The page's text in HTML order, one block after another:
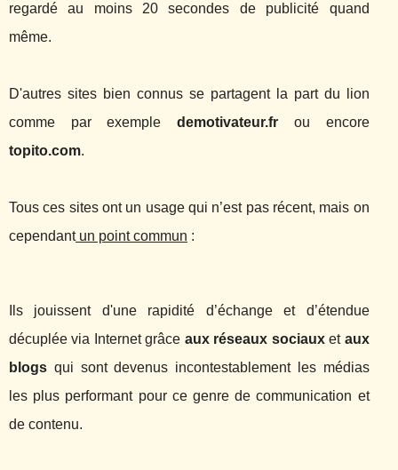
regardé au moins 20 secondes de publicité quand
même.
D'autres sites bien connus se partagent la part du lion
comme par exempledemotivateur.fr ou encore
topito.com.
Tous ces sites ont un usage qui n’est pas récent, mais on
cependantun point commun :
Ils jouissent d'une rapidité d’échange et d’étendue
décuplée via Internet grâce aux réseaux sociauxet aux
blogs qui sont devenus incontestablement les médias
les plus performant pour ce genre de communication et
de contenu.